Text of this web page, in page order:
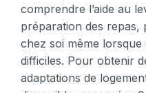
comprendre l’aide au
préparation des repas,
chez soi même
difficiles. Pour obtenir
adaptations de